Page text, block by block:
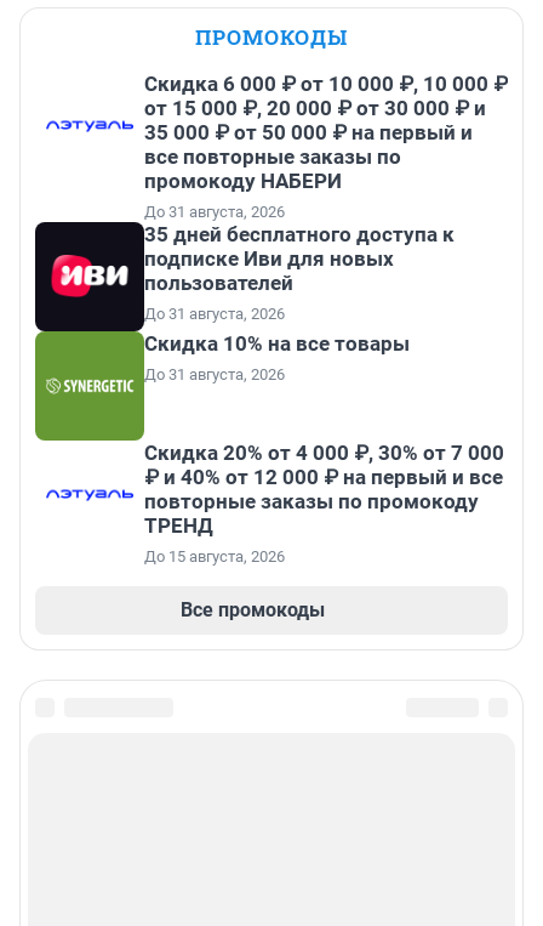
ПРОМОКОДЫ
Скидка 6 000 ₽ от 10 000 ₽, 10 000 ₽
от 15 000 ₽, 20 000 ₽ от 30 000 ₽ и
35 000 ₽ от 50 000 ₽ на первый и
все повторные заказы по
промокоду НАБЕРИ
До 31 августа, 2026
35 дней бесплатного доступа к
подписке Иви для новых
пользователей
До 31 августа, 2026
Скидка 10% на все товары
До 31 августа, 2026
Скидка 20% от 4 000 ₽, 30% от 7 000
₽ и 40% от 12 000 ₽ на первый и все
повторные заказы по промокоду
ТРЕНД
До 15 августа, 2026
Все промокоды